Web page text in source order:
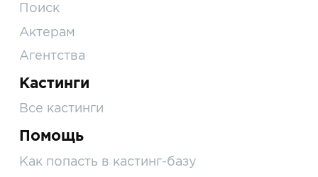
Поиск
Актерам
Агентства
Кастинги
Все кастинги
Помощь
Как попасть в кастинг-базу